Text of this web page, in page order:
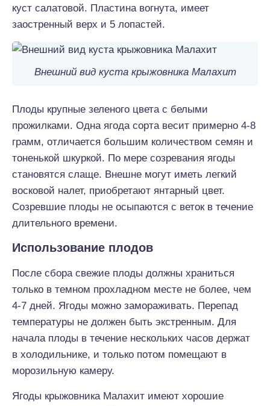
куст салатовой. Пластина вогнута, имеет
заостренный верх и 5 лопастей.
Внешний вид куста крыжовника Малахит
Плоды крупные зеленого цвета с белыми
прожилками. Одна ягода сорта весит примерно 4-8
грамм, отличается большим количеством семян и
тоненькой шкуркой. По мере созревания ягоды
становятся слаще. Внешне могут иметь легкий
восковой налет, приобретают янтарный цвет.
Созревшие плоды не осыпаются с веток в течение
длительного времени.
Использование плодов
После сбора свежие плоды должны храниться
только в темном прохладном месте не более, чем
4-7 дней. Ягоды можно замораживать. Перепад
температуры не должен быть экстренным. Для
начала плоды в течение нескольких часов держат
в холодильнике, и только потом помещают в
морозильную камеру.
Ягоды крыжовника Малахит имеют хорошие